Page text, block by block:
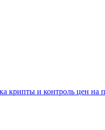
крипты и контроль цен на